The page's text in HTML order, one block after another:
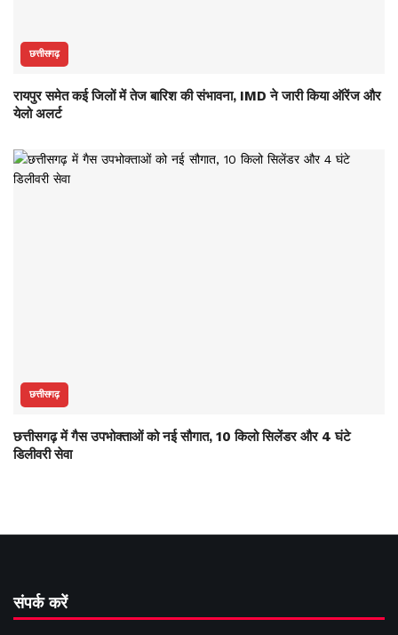
छत्तीसगढ़
रायपुर समेत कई जिलों में तेज बारिश की संभावना, IMD ने जारी किया ऑरेंज और
येलो अलर्ट
छत्तीसगढ़
छत्तीसगढ़ में गैस उपभोक्ताओं को नई सौगात, 10 किलो सिलेंडर और 4 घंटे
डिलीवरी सेवा
संपर्क करें